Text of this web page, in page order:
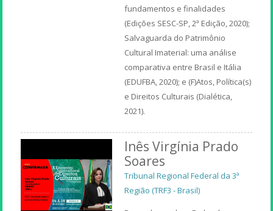
fundamentos e finalidades
(Edições SESC-SP, 2ª Edição, 2020);
Salvaguarda do Patrimônio
Cultural Imaterial: uma análise
comparativa entre Brasil e Itália
(EDUFBA, 2020); e (F)Atos, Política(s)
e Direitos Culturais (Dialética,
2021).
Inês Virgínia Prado
Soares
Tribunal Regional Federal da 3ª
Região (TRF3 - Brasil)